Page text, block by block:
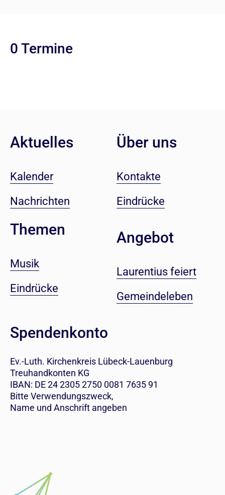
0 Termine
Aktuelles
Kalender
Nachrichten
Themen
Musik
Eindrücke
Über uns
Kontakte
Eindrücke
Angebot
Laurentius feiert
Gemeindeleben
Spendenkonto
Ev.-Luth. Kirchenkreis Lübeck-Lauenburg
Treuhandkonten KG
IBAN: DE 24 2305 2750 0081 7635 91
Bitte Verwendungszweck,
Name und Anschrift angeben